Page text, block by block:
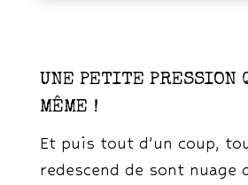
UNE PETITE PRESSION
MÊME !
Et puis tout d’un coup,
redescend de sont nuage